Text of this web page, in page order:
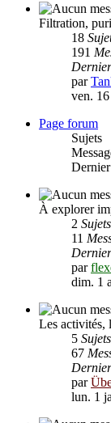
Filtration,
18
191
par
ven.
Page forum
Sujets
Dernier
À explorer
2 Sujets
11
par
dim. 1
Les activités,
5 Sujets
67
par
lun. 1